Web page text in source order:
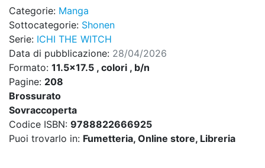
Categorie: Manga
Sottocategorie: Shonen
Serie: ICHI THE WITCH
Data di pubblicazione: 28/04/2026
Formato: 11.5x17.5 , colori , b/n
Pagine: 208
Brossurato
Sovraccoperta
Codice ISBN: 9788822666925
Puoi trovarlo in: Fumetteria, Online store, Libreria